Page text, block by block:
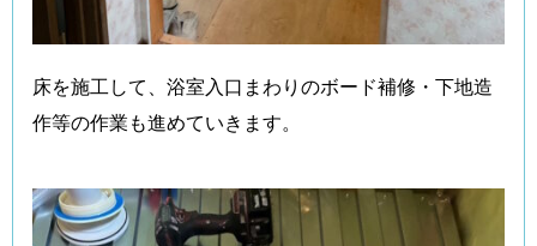
床を施工して、浴室入口まわりのボード補修・下地造
作等の作業も進めていきます。